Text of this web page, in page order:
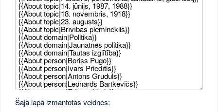
Šajā lapā izmantotās veidnes: